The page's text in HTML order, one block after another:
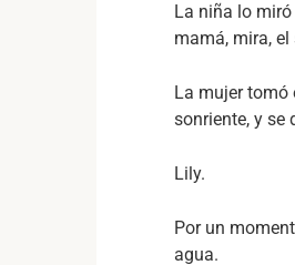
La niña lo miró
mamá, mira, el
La mujer tomó
sonriente, y se
Lily.
Por un
agua.